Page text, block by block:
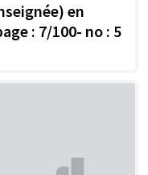
en
: 7/100- no : 5